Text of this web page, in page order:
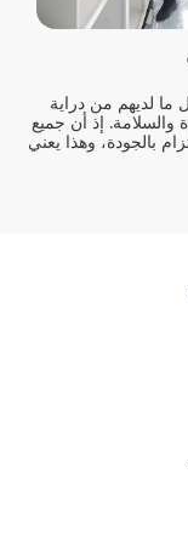
ما لديهم من دراية
إذ أن جميع
بالجودة، وهذا يعني